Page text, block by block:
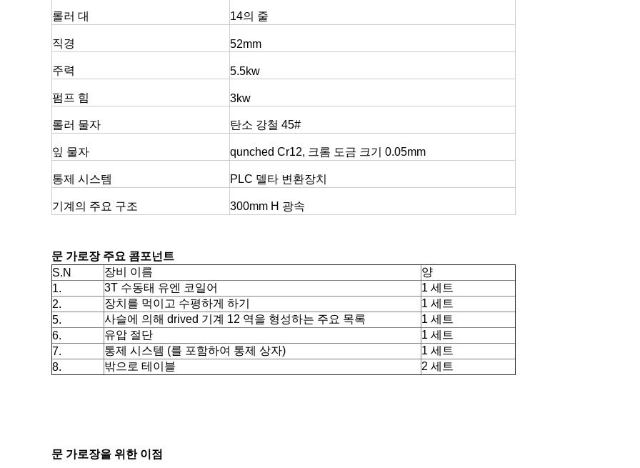
롤러 대 14의 줄
직경 52mm
주력 5.5kw
펌프 힘 3kw
롤러 물자 탄소 강철 45#
잎 물자 qunched Cr12, 크롬 도금 크기 0.05mm
통제 시스템 PLC 델타 변환장치
기계의 주요 구조 300mm H 광속
문 가로장 주요 콤포넌트
S.N
장비 이름
양
1.
3T 수동태 유엔 코일어
1 세트
2.
장치를 먹이고 수평하게 하기
1 세트
5.
사슬에 의해 drived 기계 12 역을 형성하는 주요 목록
1 세트
6.
유압 절단
1 세트
7.
통제 시스템 (를 포함하여 통제 상자)
1 세트
8.
밖으로 테이블 2 세트
문 가로장을 위한 이점